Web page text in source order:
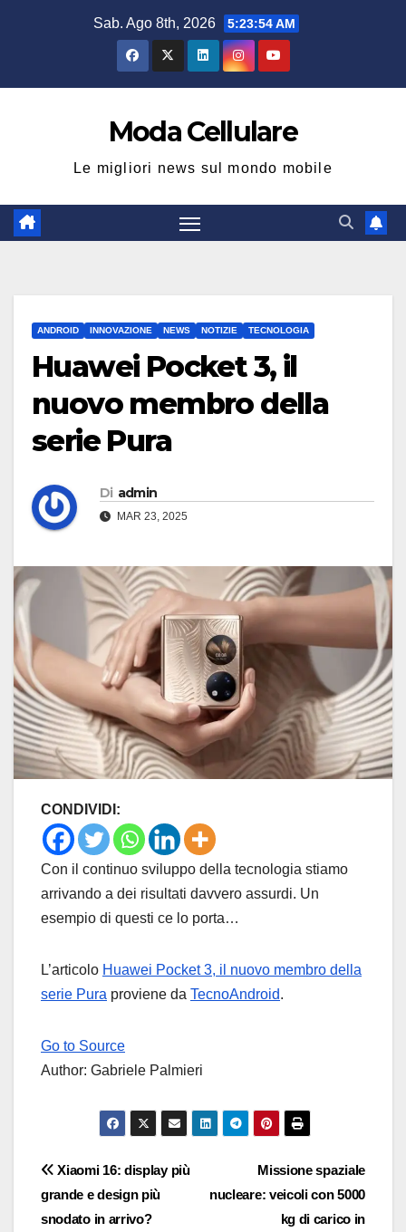
Sab. Ago 8th, 2026 5:23:54 AM
Moda Cellulare
Le migliori news sul mondo mobile
ANDROID INNOVAZIONE NEWS NOTIZIE TECNOLOGIA
Huawei Pocket 3, il
nuovo membro della
serie Pura
Di admin
MAR 23, 2025
CONDIVIDI:
Con il continuo sviluppo della tecnologia stiamo
arrivando a dei risultati davvero assurdi. Un
esempio di questi ce lo porta…
L’articolo Huawei Pocket 3, il nuovo membro della
serie Pura proviene da TecnoAndroid.
Go to Source
Author: Gabriele Palmieri
Navigazione
articoli
Missione spaziale
nucleare: veicoli con 5000
kg di carico in
Xiaomi 16: display più
grande e design più
snodato in arrivo?